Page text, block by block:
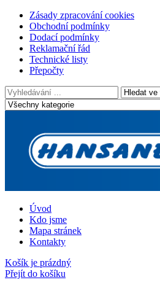
Zásady zpracování cookies
Obchodní podmínky
Dodací podmínky
Reklamační řád
Technické listy
Přepočty
Úvod
Kdo jsme
Mapa stránek
Kontakty
Košík je prázdný
Přejít do košíku